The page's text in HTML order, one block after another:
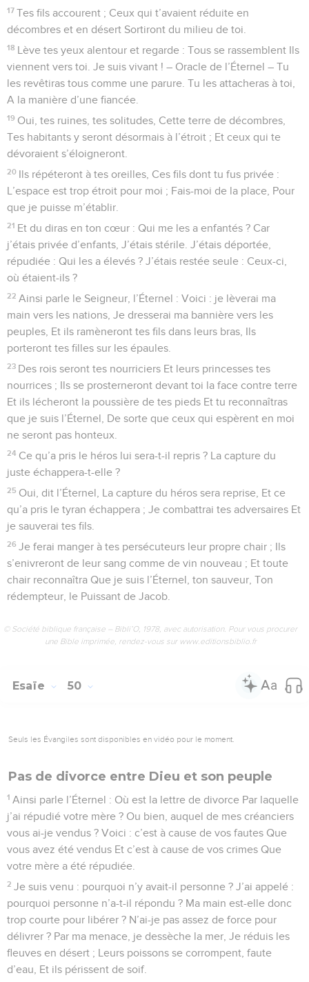
17 Tes fils accourent ; Ceux qui t’avaient réduite en
décombres et en désert Sortiront du milieu de toi.
18 Lève tes yeux alentour et regarde : Tous se rassemblent Ils
viennent vers toi. Je suis vivant ! – Oracle de l’Éternel – Tu
les revêtiras tous comme une parure. Tu les attacheras à toi,
A la manière d’une fiancée.
19 Oui, tes ruines, tes solitudes, Cette terre de décombres,
Tes habitants y seront désormais à l’étroit ; Et ceux qui te
dévoraient s’éloigneront.
20 Ils répéteront à tes oreilles, Ces fils dont tu fus privée :
L’espace est trop étroit pour moi ; Fais-moi de la place, Pour
que je puisse m’établir.
21 Et du diras en ton cœur : Qui me les a enfantés ? Car
j’étais privée d’enfants, J’étais stérile. J’étais déportée,
répudiée : Qui les a élevés ? J’étais restée seule : Ceux-ci,
où étaient-ils ?
22 Ainsi parle le Seigneur, l’Éternel : Voici : je lèverai ma
main vers les nations, Je dresserai ma bannière vers les
peuples, Et ils ramèneront tes fils dans leurs bras, Ils
porteront tes filles sur les épaules.
23 Des rois seront tes nourriciers Et leurs princesses tes
nourrices ; Ils se prosterneront devant toi la face contre terre
Et ils lécheront la poussière de tes pieds Et tu reconnaîtras
que je suis l’Éternel, De sorte que ceux qui espèrent en moi
ne seront pas honteux.
24 Ce qu’a pris le héros lui sera-t-il repris ? La capture du
juste échappera-t-elle ?
25 Oui, dit l’Éternel, La capture du héros sera reprise, Et ce
qu’a pris le tyran échappera ; Je combattrai tes adversaires Et
je sauverai tes fils.
26 Je ferai manger à tes persécuteurs leur propre chair ; Ils
s’enivreront de leur sang comme de vin nouveau ; Et toute
chair reconnaîtra Que je suis l’Éternel, ton sauveur, Ton
rédempteur, le Puissant de Jacob.
© Société biblique française – Bibli’O, 1978, avec autorisation. Pour vous procurer
une Bible imprimée, rendez-vous sur www.editionsbiblio.fr
Esaïe 50
Seuls les Évangiles sont disponibles en vidéo pour le moment.
Pas de divorce entre Dieu et son peuple
1 Ainsi parle l’Éternel : Où est la lettre de divorce Par laquelle
j’ai répudié votre mère ? Ou bien, auquel de mes créanciers
vous ai-je vendus ? Voici : c’est à cause de vos fautes Que
vous avez été vendus Et c’est à cause de vos crimes Que
votre mère a été répudiée.
2 Je suis venu : pourquoi n’y avait-il personne ? J’ai appelé :
pourquoi personne n’a-t-il répondu ? Ma main est-elle donc
trop courte pour libérer ? N’ai-je pas assez de force pour
délivrer ? Par ma menace, je dessèche la mer, Je réduis les
fleuves en désert ; Leurs poissons se corrompent, faute
d’eau, Et ils périssent de soif.